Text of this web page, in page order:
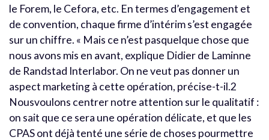
le Forem, le Cefora, etc. En termes d’engagement et
de convention, chaque firme d’intérim s’est engagée
sur un chiffre. « Mais ce n’est pasquelque chose que
nous avons mis en avant, explique Didier de Laminne
de Randstad Interlabor. On ne veut pas donner un
aspect marketing à cette opération, précise-t-il.2
Nousvoulons centrer notre attention sur le qualitatif :
on sait que ce sera une opération délicate, et que les
CPAS ont déjà tenté une série de choses pourmettre